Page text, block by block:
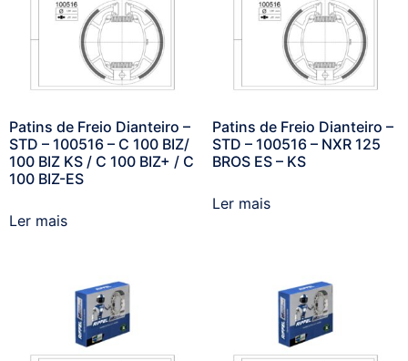
Patins de Freio Dianteiro –
STD – 100516 – C 100 BIZ/
100 BIZ KS / C 100 BIZ+ / C
100 BIZ-ES
Ler mais
Patins de Freio Dianteiro –
STD – 100516 – NXR 125
BROS ES – KS
Ler mais